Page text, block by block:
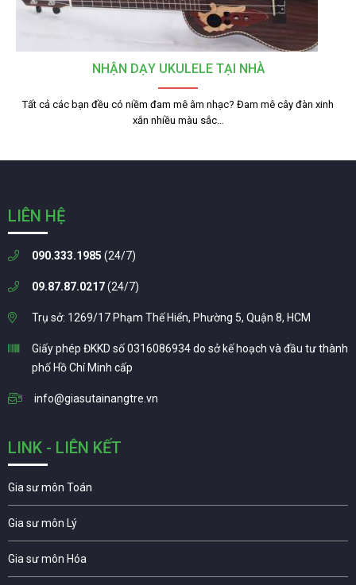
NHẬN DẠY UKULELE TẠI NHÀ
Tất cả các bạn đều có niềm đam mê âm nhạc? Đam mê cây đàn xinh
xắn nhiều màu sắc…
LIÊN HỆ
090.333.1985 (24/7)
09.87.87.0217(24/7)
Trụ sở: 1269/17 Phạm Thế Hiển, Phường 5, Quận 8, HCM
Giấy phép ĐKKD số 0316086934 do sở kế hoạch và đầu tư thành
phố Hồ Chí Minh cấp
info@giasutainangtre.vn
LINK - LIÊN KẾT
Gia sư môn Toán
Gia sư môn Lý
Gia sư môn Hóa